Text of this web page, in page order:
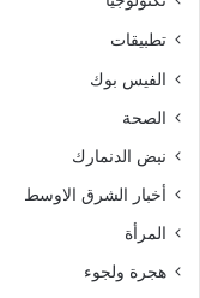
تطبيقات
الفيس بوك
الصحة
نبض الدنمارك
أخبار الشرق الاوسط
المرأة
هجرة ولجوء